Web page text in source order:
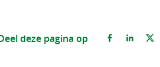
deze pagina op